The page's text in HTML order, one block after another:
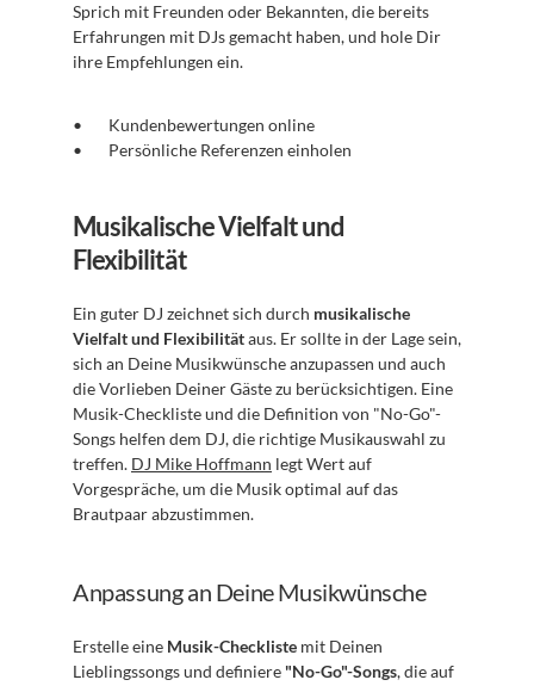
Sprich mit Freunden oder Bekannten, die bereits
Erfahrungen mit DJs gemacht haben, und hole Dir
ihre Empfehlungen ein.
Kundenbewertungen online
Persönliche Referenzen einholen
Musikalische Vielfalt und
Flexibilität
Ein guter DJ zeichnet sich durch musikalische
Vielfalt und Flexibilität aus. Er sollte in der Lage sein,
sich an Deine Musikwünsche anzupassen und auch
die Vorlieben Deiner Gäste zu berücksichtigen. Eine
Musik-Checkliste und die Definition von "No-Go"-
Songs helfen dem DJ, die richtige Musikauswahl zu
treffen. DJ Mike Hoffmann legt Wert auf
Vorgespräche, um die Musik optimal auf das
Brautpaar abzustimmen.
Anpassung an Deine Musikwünsche
Erstelle eine Musik-Checkliste mit Deinen
Lieblingssongs und definiere "No-Go"-Songs, die auf